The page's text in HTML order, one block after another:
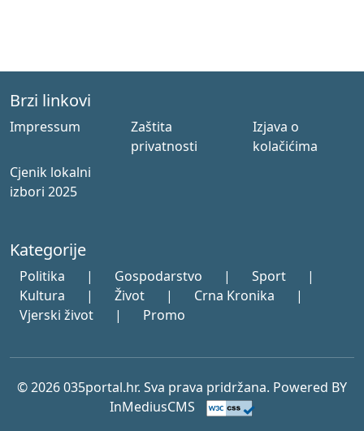
Brzi linkovi
Impressum
Zaštita
privatnosti
Izjava o
kolačićima
Cjenik lokalni
izbori 2025
Kategorije
Politika | Gospodarstvo | Sport
|
Kultura
| Život | Crna Kronika
|
Vjerski život
| Promo
© 2026 035portal.hr. Sva prava pridržana. Powered BY
InMediusCMS